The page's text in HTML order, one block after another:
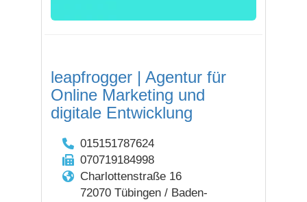
leapfrogger | Agentur für
Online Marketing und
digitale Entwicklung
015151787624
070719184998
Charlottenstraße 16
72070 Tübingen / Baden-